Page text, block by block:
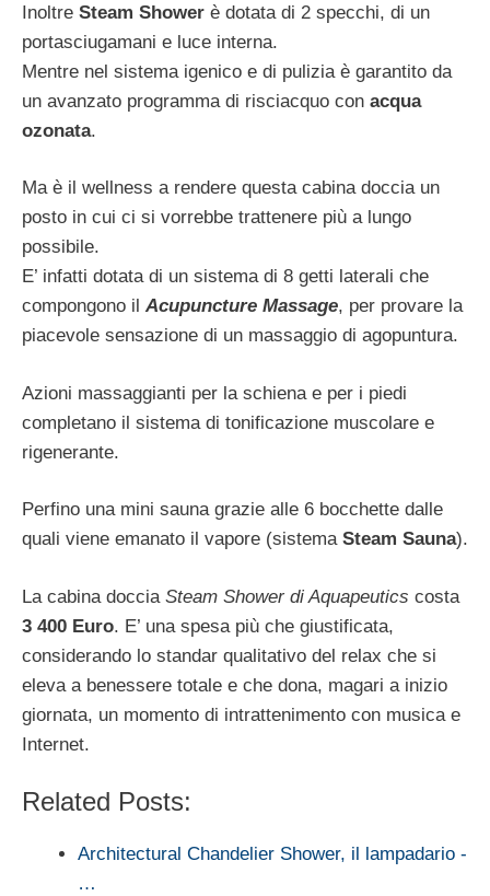
Inoltre Steam Shower è dotata di 2 specchi, di un
portasciugamani e luce interna.
Mentre nel sistema igenico e di pulizia è garantito da
un avanzato programma di risciacquo con acqua
ozonata.
Ma è il wellness a rendere questa cabina doccia un
posto in cui ci si vorrebbe trattenere più a lungo
possibile.
E’ infatti dotata di un sistema di 8 getti laterali che
compongono il Acupuncture Massage, per provare la
piacevole sensazione di un massaggio di agopuntura.
Azioni massaggianti per la schiena e per i piedi
completano il sistema di tonificazione muscolare e
rigenerante.
Perfino una mini sauna grazie alle 6 bocchette dalle
quali viene emanato il vapore (sistema Steam Sauna).
La cabina doccia Steam Shower di Aquapeutics costa
3 400 Euro. E’ una spesa più che giustificata,
considerando lo standar qualitativo del relax che si
eleva a benessere totale e che dona, magari a inizio
giornata, un momento di intrattenimento con musica e
Internet.
Related Posts:
Architectural Chandelier Shower, il lampadario -
…